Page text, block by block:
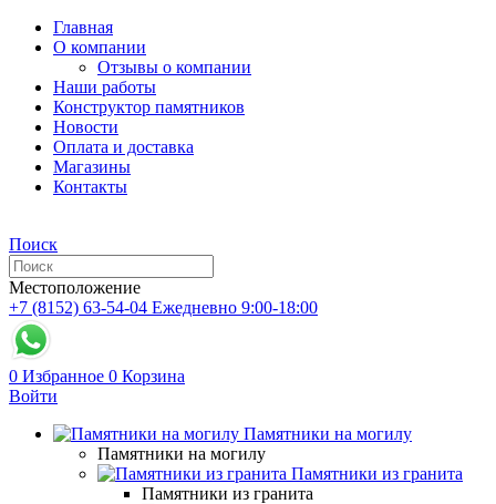
Главная
О компании
Отзывы о компании
Наши работы
Конструктор памятников
Новости
Оплата и доставка
Магазины
Контакты
Поиск
Местоположение
+7 (8152) 63-54-04 Ежедневно 9:00-18:00
0 Избранное 0 Корзина
Войти
Памятники на могилу
Памятники на могилу
Памятники из гранита
Памятники из гранита